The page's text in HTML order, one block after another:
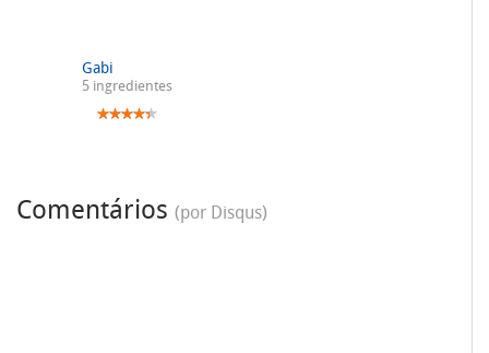
Gabi
5 ingredientes
Comentários (por Disqus)